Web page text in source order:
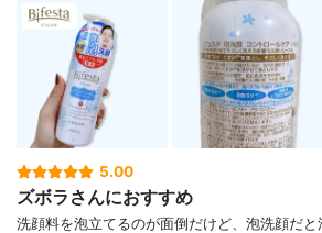
5.00
ズボラさんにおすすめ
洗顔料を泡立てるのが面倒だけど、泡洗顔だ